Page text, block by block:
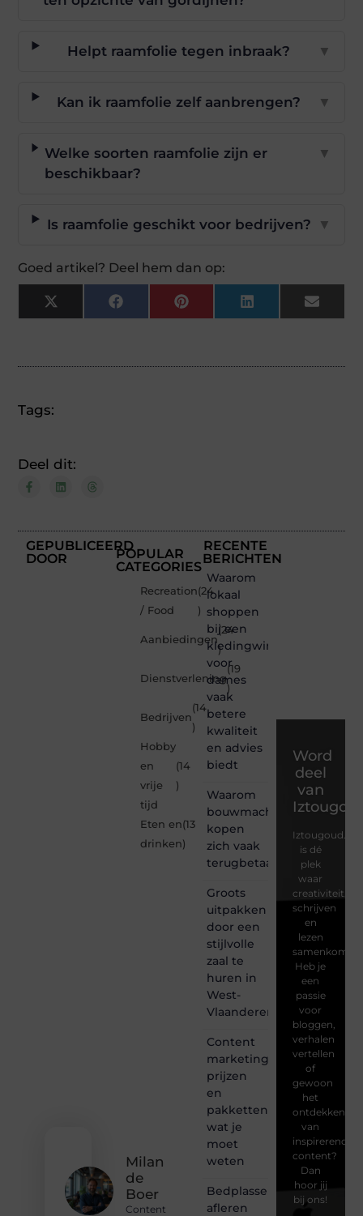
Helpt raamfolie tegen inbraak? ▼
Kan ik raamfolie zelf aanbrengen? ▼
Welke soorten raamfolie zijn er
beschikbaar?
▼
Is raamfolie geschikt voor bedrijven? ▼
Goed artikel? Deel hem dan op:
X
(Twitter)
FacebookPinterestLinkedInEmail
Tags:
Deel dit:
GEPUBLICEERD
DOOR
Milan
de
Boer
Content
POPULAR
CATEGORIES
Recreation
/ Food
(24
)
Aanbiedingen
(24
)
Dienstverlening
(19
)
Bedrijven
(14
)
Hobby
en
vrije
tijd
(14
)
Eten en
drinken
(13
)
RECENTE
BERICHTEN
Waarom
lokaal
shoppen
bij een
kledingwinkel
voor
dames
vaak
betere
kwaliteit
en advies
biedt
Waarom
bouwmachines
kopen
zich vaak
terugbetaalt
Groots
uitpakken
door een
stijlvolle
zaal te
huren in
West-
Vlaanderen
Content
marketing
prijzen
en
pakketten:
wat je
moet
weten
Bedplassen
afleren
Word
deel
van
Iztougoud.be
is dé
plek
waar
creativiteit,
schrijven
en
lezen
samenkomen.
Heb je
een
passie
voor
bloggen,
verhalen
vertellen
of
gewoon
het
ontdekken
van
inspirerende
content?
Dan
hoor jij
bij ons!